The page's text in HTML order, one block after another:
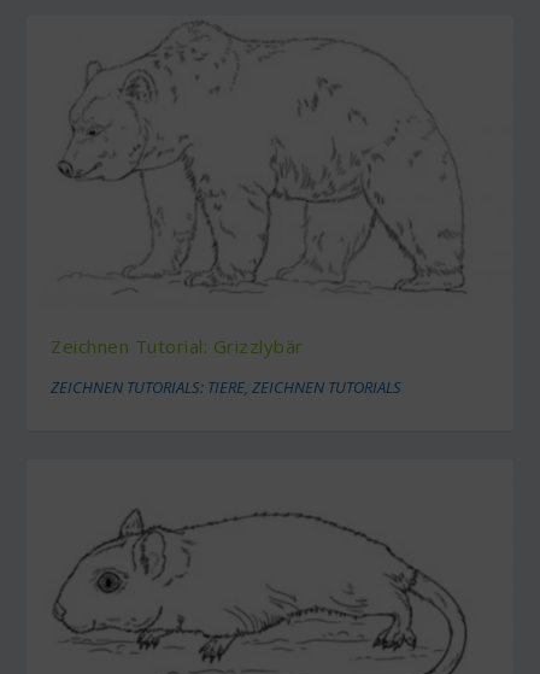
Zeichnen Tutorial: Grizzlybär
ZEICHNEN TUTORIALS: TIERE,ZEICHNEN TUTORIALS